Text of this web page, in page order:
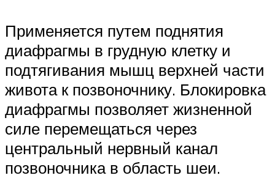
Применяется путем поднятия
диафрагмы в грудную клетку и
подтягивания мышц верхней части
живота к позвоночнику. Блокировка
диафрагмы позволяет жизненной
силе перемещаться через
центральный нервный канал
позвоночника в область шеи.